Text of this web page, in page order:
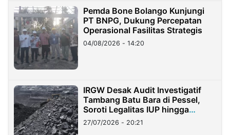
Pemda Bone Bolango Kunjungi
PT BNPG, Dukung Percepatan
Operasional Fasilitas Strategis
04/08/2026 - 14:20
IRGW Desak Audit Investigatif
Tambang Batu Bara di Pessel,
Soroti Legalitas IUP hingga
Stockpile
27/07/2026 - 20:21